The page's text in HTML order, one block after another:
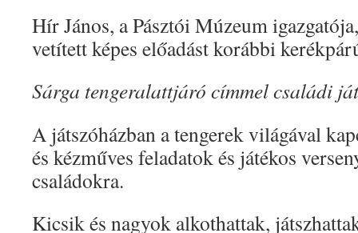
Hír János, a Pásztói Múzeum
vetített képes előadást korábbi
Sárga tengeralattjáró címmel családi
A játszóházban a tengerek világával
és kézműves feladatok és játékos
családokra.
Kicsik és nagyok alkothattak,